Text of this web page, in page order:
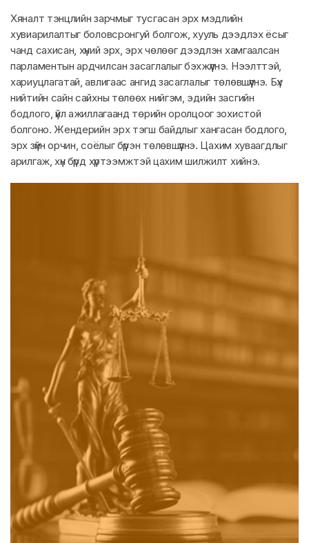
Хяналт тэнцлийн зарчмыг тусгасан эрх мэдлийн
хувиарилалтыг боловсронгуй болгож, хууль дээдлэх ёсыг
чанд сахисан, хүний эрх, эрх чөлөөг дээдлэн хамгаалсан
парламентын ардчилсан засаглалыг бэхжүүлнэ. Нээлттэй,
хариуцлагатай, авлигаас ангид засаглалыг төлөвшүүлнэ. Бүх
нийтийн сайн сайхны төлөөх нийгэм, эдийн засгийн
бодлого, үйл ажиллагаанд төрийн оролцоог зохистой
болгоно. Жендерийн эрх тэгш байдлыг хангасан бодлого,
эрх зүйн орчин, соёлыг бүрэн төлөвшүүлнэ. Цахим хуваагдлыг
арилгаж, хүн бүрд хүртээмжтэй цахим шилжилт хийнэ.